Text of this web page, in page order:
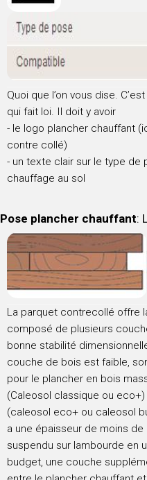
Quoi que l’on vous dise.
qui fait loi. Il doit y avoir
- le logo plancher chauffant
contre collé)
- un texte clair sur le type de
chauffage au sol
Pose plancher chauffant:
La parquet contrecollé offre
composé de plusieurs
bonne stabilité
couche de bois est faible,
pour le plancher en bois
(Caleosol classique ou
(caleosol eco+ ou caleosol
a une épaisseur de moins
suspendu sur lambourde en
budget, une couche